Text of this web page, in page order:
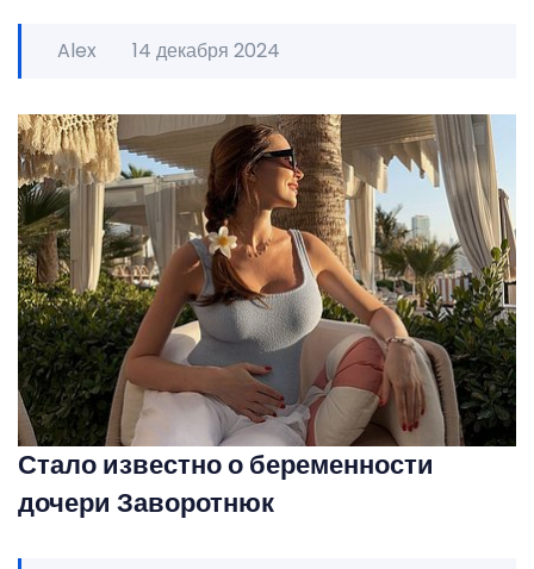
Alex 14 декабря 2024
Стало известно о беременности
дочери Заворотнюк